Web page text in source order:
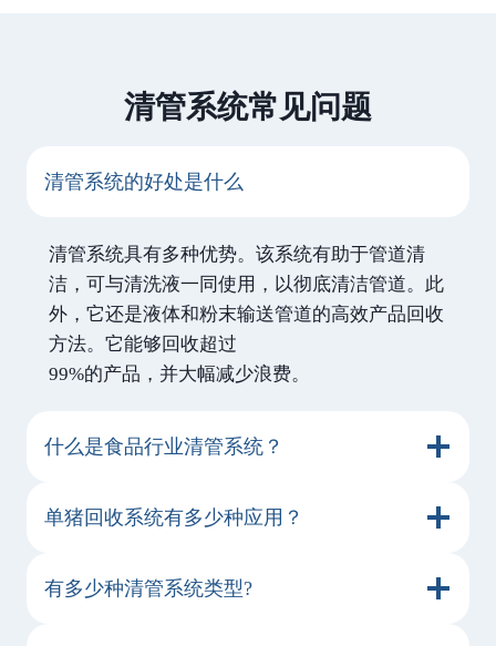
清管系统常见问题
清管系统的好处是什么
清管系统具有多种优势。该系统有助于管道清
洁，可与清洗液一同使用，以彻底清洁管道。此
外，它还是液体和粉末输送管道的高效产品回收
方法。它能够回收超过
99%的产品，并大幅减少浪费。
什么是食品行业清管系统？
单猪回收系统有多少种应用？
有多少种清管系统类型?